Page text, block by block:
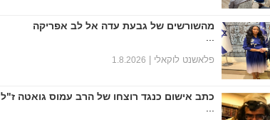
מהשורשים של גבעת עדה אל לב אפריקה
פלאשנט לוקאלי | 1.8.2026
כתב אישום כנגד רוצחו של הרב עמוס גואטה ז"ל